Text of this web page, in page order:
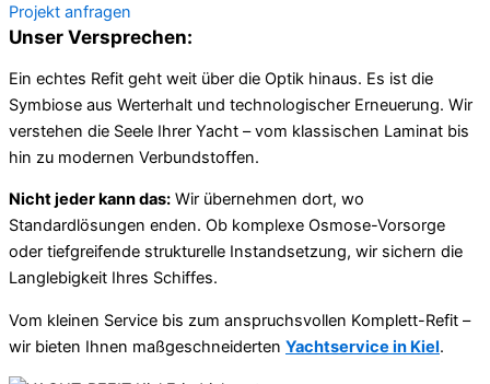
Projekt anfragen
Unser Versprechen:
Ein echtes Refit geht weit über die Optik hinaus. Es ist die
Symbiose aus Werterhalt und technologischer Erneuerung. Wir
verstehen die Seele Ihrer Yacht – vom klassischen Laminat bis
hin zu modernen Verbundstoffen.
Nicht jeder kann das: Wir übernehmen dort, wo
Standardlösungen enden. Ob komplexe Osmose-Vorsorge
oder tiefgreifende strukturelle Instandsetzung, wir sichern die
Langlebigkeit Ihres Schiffes.
Vom kleinen Service bis zum anspruchsvollen Komplett-Refit –
wir bieten Ihnen maßgeschneiderten Yachtservice in Kiel.